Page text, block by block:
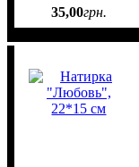
35,00грн.